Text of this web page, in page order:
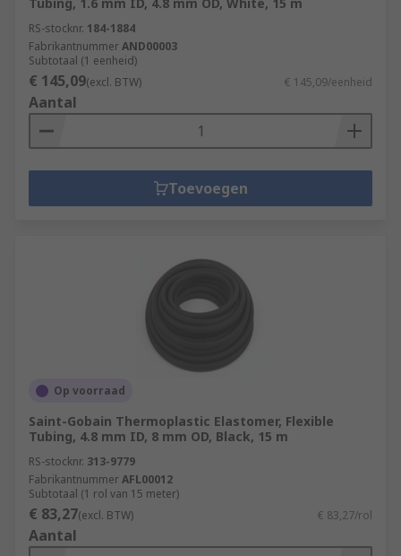
RS-stocknr. 184-1884
FabrikantnummerAND00003
Subtotaal (1 eenheid)
€ 145,09(excl. BTW) € 145,09/eenheid
Aantal
Toevoegen
Op voorraad
Saint-Gobain Thermoplastic Elastomer, Flexible
Tubing, 4.8 mm ID, 8 mm OD, Black, 15 m
RS-stocknr. 313-9779
FabrikantnummerAFL00012
Subtotaal (1 rol van 15 meter)
€ 83,27(excl. BTW) € 83,27/rol
Aantal